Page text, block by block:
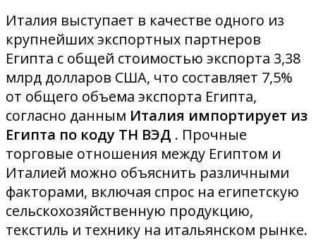
Италия выступает в качестве одного из
крупнейших экспортных партнеров
Египта с общей стоимостью экспорта 3,38
млрд долларов США, что составляет 7,5%
от общего объема экспорта Египта,
согласно данным Италия импортирует из
Египта по коду ТН ВЭД . Прочные
торговые отношения между Египтом и
Италией можно объяснить различными
факторами, включая спрос на египетскую
сельскохозяйственную продукцию,
текстиль и технику на итальянском рынке.